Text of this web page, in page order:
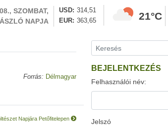
SZOMBAT,
NAPJA
USD
314,51
EUR
363,65 21°C
Forrás: Délmagyar
Napjára Petőfitelepen
BEJELENTKEZÉS
Felhasználói név:
Jelszó